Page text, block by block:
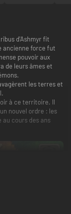
d'Ashmyr fit
ancienne force fut
pouvoir aux
de leurs âmes et
les terres et
à ce territoire. Il
nouvel ordre : les
cours des ans